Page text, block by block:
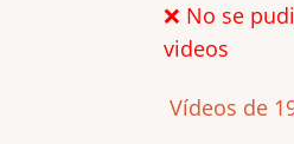
❌ No se
videos
Vídeos de